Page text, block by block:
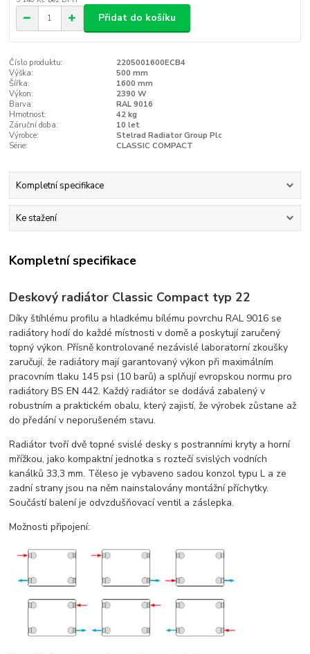
Přidat do košíku
Číslo produktu:
2205001600ECB4
Výška:
500 mm
Šířka:
1600 mm
Výkon:
2390 W
Barva:
RAL 9016
Hmotnost:
42 kg
Záruční doba:
10 let
Výrobce:
Stelrad Radiator Group Plc
Série:
CLASSIC COMPACT
Kompletní specifikace
Ke stažení
Kompletní specifikace
Deskový radiátor Classic Compact typ 22
Díky štíhlému profilu a hladkému bílému povrchu RAL 9016 se
radiátory hodí do každé místnosti v domě a poskytují zaručený
topný výkon. Přísně kontrolované nezávislé laboratorní zkoušky
zaručují, že radiátory mají garantovaný výkon při maximálním
pracovním tlaku 145 psi (10 barů) a splňují evropskou normu pro
radiátory BS EN 442. Každý radiátor se dodává zabalený v
robustním a praktickém obalu, který zajistí, že výrobek zůstane až
do předání v neporušeném stavu.
Radiátor tvoří dvě topné svislé desky s postranními kryty a horní
mřížkou, jako kompaktní jednotka s roztečí svislých vodních
kanálků 33,3 mm. Těleso je vybaveno sadou konzol typu L a ze
zadní strany jsou na něm nainstalovány montážní příchytky.
Součástí balení je odvzdušňovací ventil a záslepka.
Možnosti připojení: